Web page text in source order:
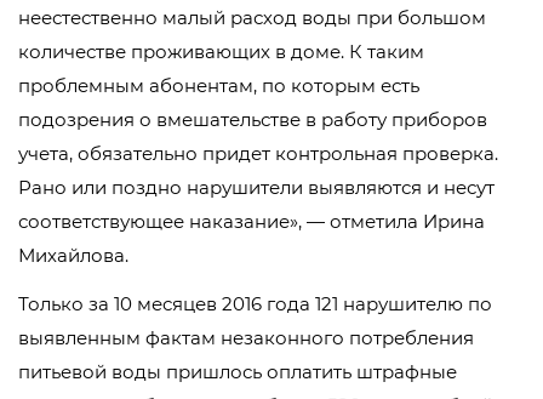
неестественно малый расход воды при большом
количестве проживающих в доме. К таким
проблемным абонентам, по которым есть
подозрения о вмешательстве в работу приборов
учета, обязательно придет контрольная проверка.
Рано или поздно нарушители выявляются и несут
соответствующее наказание», — отметила Ирина
Михайлова.
Только за 10 месяцев 2016 года 121 нарушителю по
выявленным фактам незаконного потребления
питьевой воды пришлось оплатить штрафные